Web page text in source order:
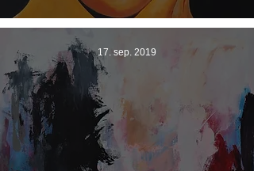
17. sep. 2019